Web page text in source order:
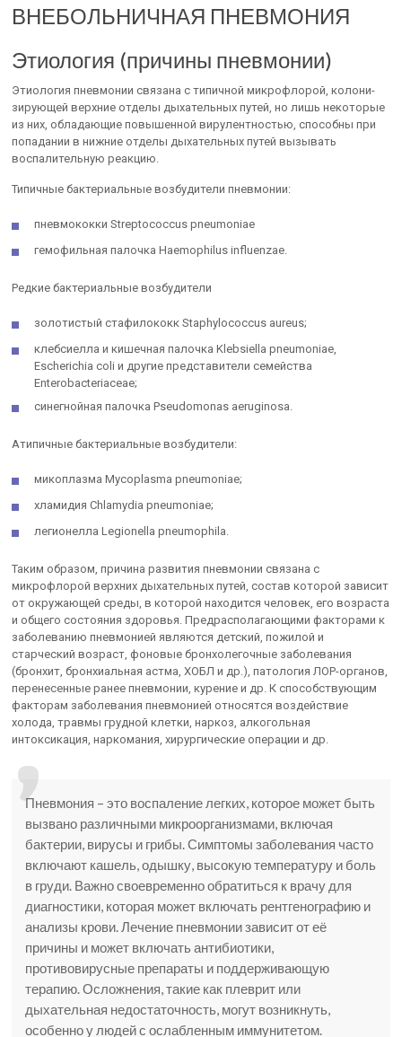
ВНЕБОЛЬНИЧНАЯ ПНЕВМОНИЯ
Этиология (причины пневмонии)
Этиология пневмонии связана с типичной микрофлорой, колони­
зирующей верхние отделы дыхательных путей, но лишь некоторые
из них, обладающие повышенной вирулентностью, способны при
попа­дании в нижние отделы дыхательных путей вызывать
воспалительную реакцию.
Типичные бактериальные возбудители пневмонии:
пневмококки Streptococcus pneumoniae
гемофильная палочка Haemophilus influenzae.
Редкие бактериальные возбудители
золотистый стафилококк Staphylococcus aureus;
клебсиелла и кишечная палочка Klebsiella pneumoniae,
Escherichia coli и другие представители семейства
Enterobacteriaceae;
синегнойная палочка Pseudomonas aeruginosa.
Атипичные бактериальные возбудители:
микоплазма Mycoplasma pneumoniae;
хламидия Chlamydia pneumoniae;
легионелла Legionella pneumophila.
Таким образом, причина развития пневмонии связана с
микрофлорой верхних дыхательных путей, состав которой зависит
от окружающей среды, в которой находится человек, его возраста
и общего состояния здоровья. Предрасполагающими факторами к
заболеванию пневмонией яв­ляются детский, пожилой и
старческий возраст, фоновые бронхолегочные заболевания
(бронхит, бронхиальная астма, ХОБЛ и др.), патология ЛОР-органов,
перенесенные ранее пневмонии, курение и др. К способствующим
факторам заболевания пневмонией относят­ся воздействие
холода, травмы грудной клетки, наркоз, алкогольная
интоксикация, наркомания, хирургические операции и др.
Пневмония – это воспаление легких, которое может быть
вызвано различными микроорганизмами, включая
бактерии, вирусы и грибы. Симптомы заболевания часто
включают кашель, одышку, высокую температуру и боль
в груди. Важно своевременно обратиться к врачу для
диагностики, которая может включать рентгенографию и
анализы крови. Лечение пневмонии зависит от её
причины и может включать антибиотики,
противовирусные препараты и поддерживающую
терапию. Осложнения, такие как плеврит или
дыхательная недостаточность, могут возникнуть,
особенно у людей с ослабленным иммунитетом.